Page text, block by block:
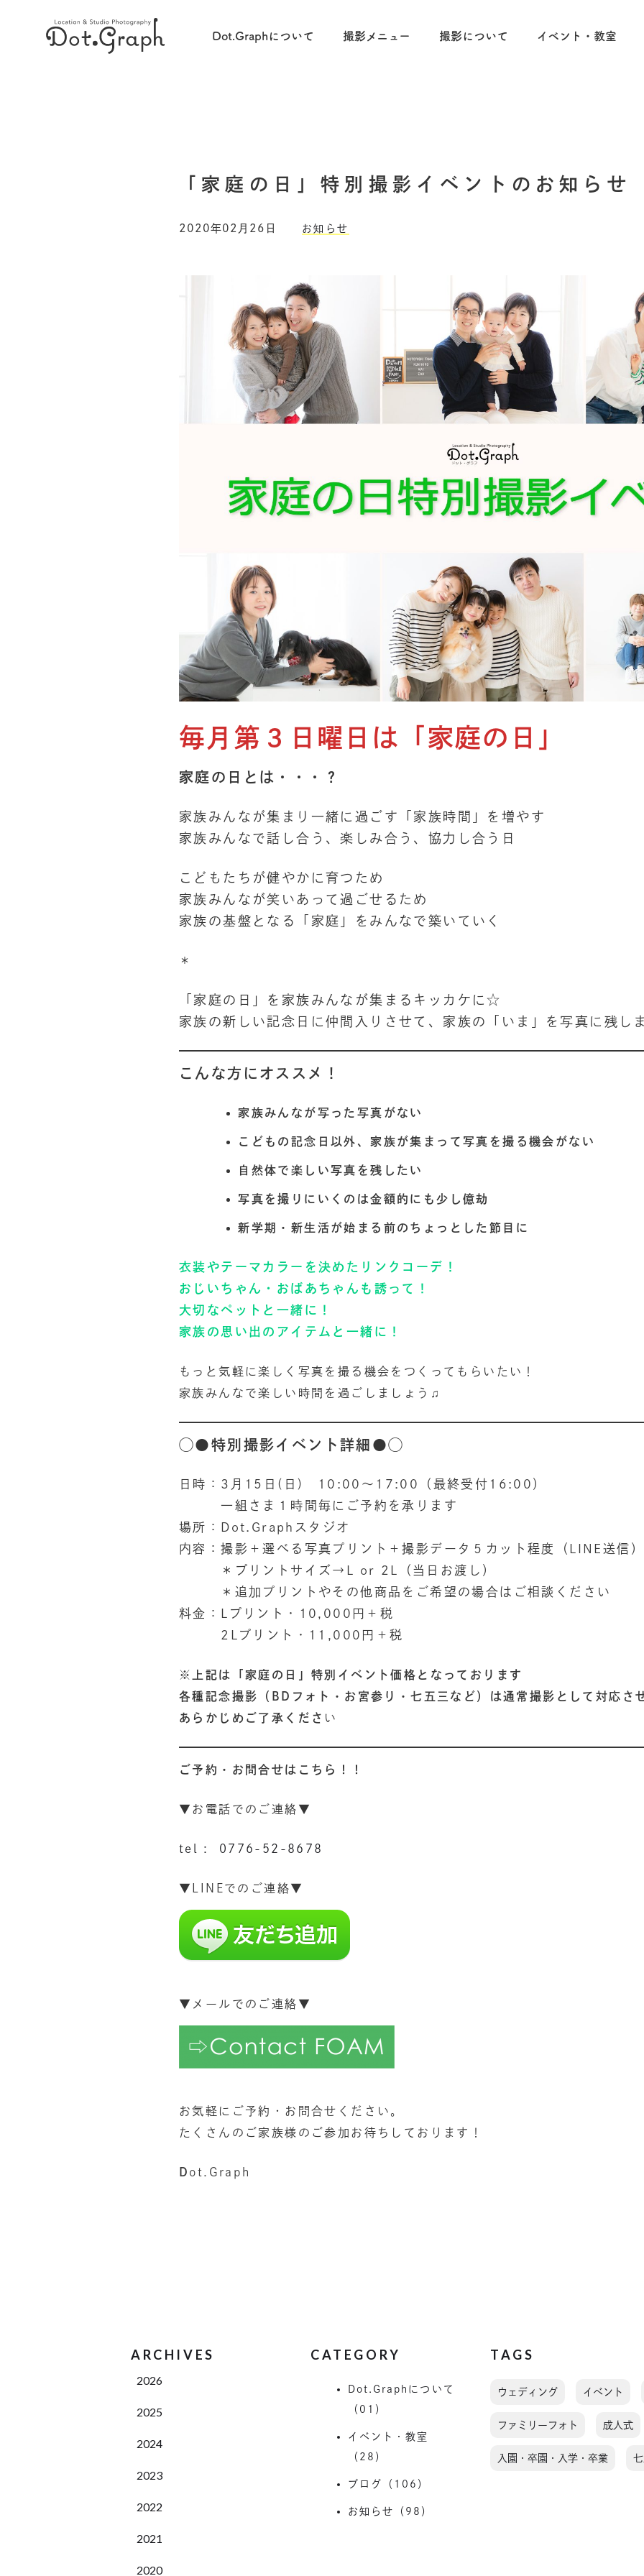
Dot.Graphについて 撮影メニュー 撮影について イベント・教室
「家庭の日」特別撮影イベントのお知らせ
2020年02月26日 お知らせ
毎月第３日曜日は「家庭の日」
家庭の日とは・・・？
家族みんなが集まり一緒に過ごす「家族時間」を増やす
家族みんなで話し合う、楽しみ合う、協力し合う日
こどもたちが健やかに育つため
家族みんなが笑いあって過ごせるため
家族の基盤となる「家庭」をみんなで築いていく
＊
「家庭の日」を家族みんなが集まるキッカケに☆
家族の新しい記念日に仲間入りさせて、家族の「いま」を写真に残し
こんな方にオススメ！
家族みんなが写った写真がない
こどもの記念日以外、家族が集まって写真を撮る機会がない
自然体で楽しい写真を残したい
写真を撮りにいくのは金額的にも少し億劫
新学期・新生活が始まる前のちょっとした節目に
衣装やテーマカラーを決めたリンクコーデ！
おじいちゃん・おばあちゃんも誘って！
大切なペットと一緒に！
家族の思い出のアイテムと一緒に！
もっと気軽に楽しく写真を撮る機会をつくってもらいたい！
家族みんなで楽しい時間を過ごしましょう♫
◯●特別撮影イベント詳細●◯
日時：3月15日(日) 10:00〜17:00（最終受付16:00）
一組さま１時間毎にご予約を承ります
場所：Dot.Graphスタジオ
内容：撮影＋選べる写真プリント＋撮影データ５カット程度（LINE送信）
＊プリントサイズ→L or 2L（当日お渡し）
＊追加プリントやその他商品をご希望の場合はご相談ください
料金：Lプリント・10,000円＋税
2Lプリント・11,000円＋税
※上記は「家庭の日」特別イベント価格となっております
各種記念撮影（BDフォト・お宮参り・七五三など）は通常撮影として対応さ
あらかじめご了承くださ い
ご予約・お問合せはこちら！！
▼お電話でのご連絡▼
tel : 0776-52-8678
▼LINEでのご連絡▼
▼メールでのご連絡▼
お気軽にご予約・お問合せください。
たくさんのご家族様のご参加お待ちしております！
D ot.Graph
ARCHIVES
2026
2025
2024
2023
2022
2021
2020
CATEGORY
Dot.Graphについて
（01）
イベント・教室
（28）
ブログ（106）
お知らせ（98）
TAGS
ウェディング イベント
ファミリーフォト 成人式
入園・卒園・入学・卒業